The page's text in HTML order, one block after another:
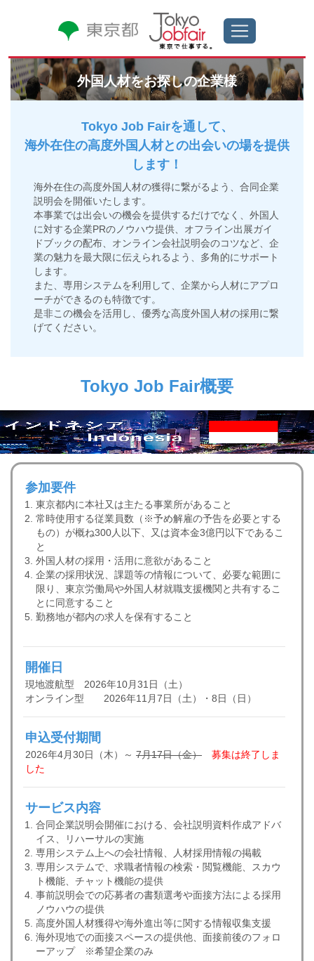
外国人材をお探しの企業様
Tokyo Job Fairを通して、
海外在住の高度外国人材との出会いの場を提供
します！
海外在住の高度外国人材の獲得に繋がるよう、合同企業
説明会を開催いたします。
本事業では出会いの機会を提供するだけでなく、外国人
に対する企業PRのノウハウ提供、オフライン出展ガイ
ドブックの配布、オンライン会社説明会のコツなど、企
業の魅力を最大限に伝えられるよう、多角的にサポート
します。
また、専用システムを利用して、企業から人材にアプロ
ーチができるのも特徴です。
是非この機会を活用し、優秀な高度外国人材の採用に繋
げてください。
Tokyo Job Fair概要
参加要件
東京都内に本社又は主たる事業所があること
常時使用する従業員数（※予め解雇の予告を必要とする
もの）が概ね300人以下、又は資本金3億円以下であるこ
と
外国人材の採用・活用に意欲があること
企業の採用状況、課題等の情報について、必要な範囲に
限り、東京労働局や外国人材就職支援機関と共有するこ
とに同意すること
勤務地が都内の求人を保有すること
開催日
現地渡航型 2026年10月31日（土）
オンライン型 2026年11月7日（土）・8日（日）
申込受付期間
2026年4月30日（木）～ 7月17日（金）
募集は終了しま
した
サービス内容
合同企業説明会開催における、会社説明資料作成アドバ
イス、リハーサルの実施
専用システム上への会社情報、人材採用情報の掲載
専用システムで、求職者情報の検索・閲覧機能、スカウ
ト機能、チャット機能の提供
事前説明会での応募者の書類選考や面接方法による採用
ノウハウの提供
高度外国人材獲得や海外進出等に関する情報収集支援
海外現地での面接スペースの提供他、面接前後のフォロ
ーアップ ※希望企業のみ